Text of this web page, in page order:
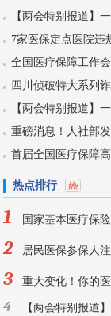
【两会特别报道】
7家医保定点医院违
全国医疗保障工作
【两会特别报道】
重磅消息！人社部
首届全国医疗保障
热点排行
1 国家基本医疗保
2 居民医保参保人
3 重大变化！你的
4 【两会特别报道